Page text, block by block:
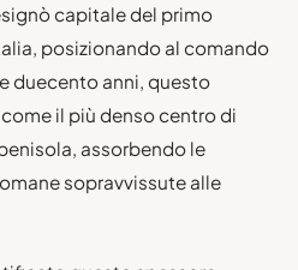
capitale del primo
posizionando al comando
duecento anni, questo
il più denso centro di
assorbendo le
sopravvissute alle